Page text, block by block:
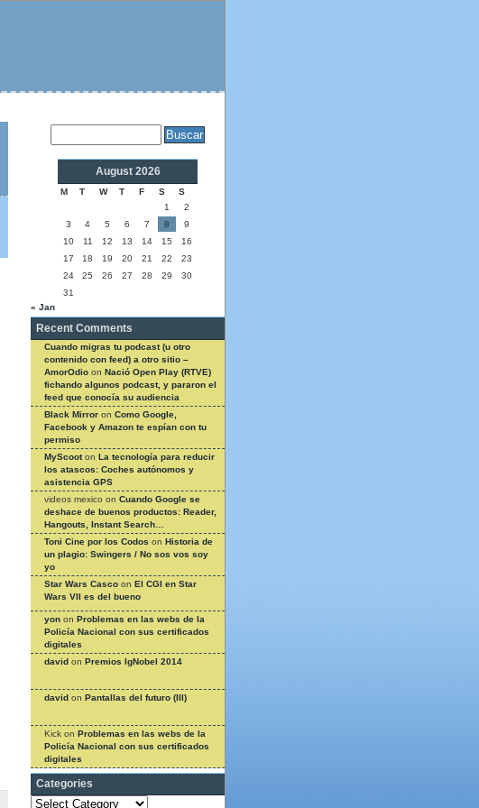
August 2026
M T W T F S
S
1
2
3
4 5 6 7 8
9
10
11 12 13 14 15
16
17
18 19 20 21 22
23
24
25 26 27 28 29
30
31
« Jan
Recent Comments
Cuando migras tu podcast (u otro
contenido con feed) a otro sitio –
AmorOdio on Nació Open Play (RTVE)
fichando algunos podcast, y pararon el
feed que conocía su audiencia
Black Mirror on Como Google,
Facebook y Amazon te espían con tu
permiso
MyScooton La tecnología para reducir
los atascos: Coches autónomos y
asistencia GPS
videos mexico on Cuando Google se
deshace de buenos productos: Reader,
Hangouts, Instant Search…
Toni Cine por los Codos on Historia de
un plagio: Swingers / No sos vos soy
yo
Star Wars Casco on El CGI en Star
Wars VII es del bueno
yon on Problemas en las webs de la
Policía Nacional con sus certificados
digitales
david on Premios IgNobel 2014
david on Pantallas del futuro (III)
Kick on Problemas en las webs de la
Policía Nacional con sus certificados
digitales
Categories
Categories